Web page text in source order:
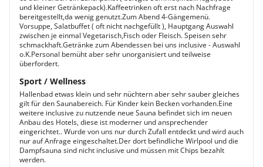
und kleiner Getränkepack).Kaffeetrinken oft erst nach Nachfrage
bereitgestellt,da wenig genutzt.Zum Abend 4-Gängemenü.
Vorsuppe, Salatbuffet ( oft nicht nachgefüllt ), Hauptgang Auswahl
zwischen je einmal Vegetarisch,Fisch oder Fleisch. Speisen sehr
schmackhaft.Getränke zum Abendessen bei uns inclusive - Auswahl
o.K.Personal bemüht aber sehr unorganisiert und teilweise
überfordert.
Sport / Wellness
Hallenbad etwas klein und sehr nüchtern aber sehr sauber gleiches
gilt für den Saunabereich. Für Kinder kein Becken vorhanden.Eine
weitere inclusive zu nutzende neue Sauna befindet sich im neuen
Anbau des Hotels, diese ist moderner und ansprechender
eingerichtet.. Wurde von uns nur durch Zufall entdeckt und wird auch
nur auf Anfrage eingeschaltet.Der dort befindliche Wirlpool und die
Dampfsauna sind nicht inclusive und müssen mit Chips bezahlt
werden.